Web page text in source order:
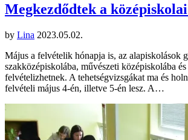
Megkezdődtek a
by Lina 2023.05.02.
Május a felvételik hónapja is, az alapiskolások
szakközépiskolába, művészeti középiskolába
felvételizhetnek. A tehetségvizsgákat ma és
felvételi május 4-én, illetve 5-én lesz. A…